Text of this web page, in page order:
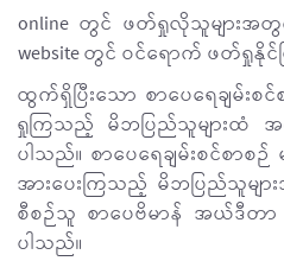
online တွင် ဖတ်ရှုလိုသူများအတွက်
website တွင် ဝင်ရောက် ဖတ်ရှုနိုင်
ထွက်ရှိပြီးသော စာပေရေချမ်းစင်
ရှုကြသည့် မိဘပြည်သူများထံ အရ
ပါသည်။ စာပေရေချမ်းစင်စာစ
အားပေးကြသည့် မိဘပြည်သူများ
စီစဉ်သူ စာပေဗိမာန် အယ်ဒီတ
ပါသည်။